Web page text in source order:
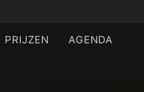
PRIJZEN AGENDA